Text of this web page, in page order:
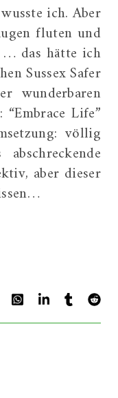
ich. Aber
fluten und
das hätte ich
Sussex Safer
wunderbaren
Life”
völlig
aber dieser